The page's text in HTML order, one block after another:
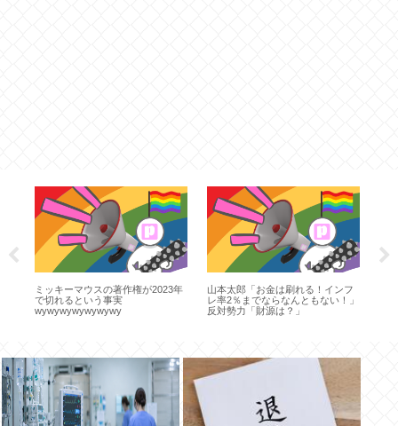
ミッキーマウスの著作権が2023年
で切れるという事実
wywywywywywywy
山本太郎「お金は刷れる！インフ
レ率2％までならなんともない！」
反対勢力「財源は？」